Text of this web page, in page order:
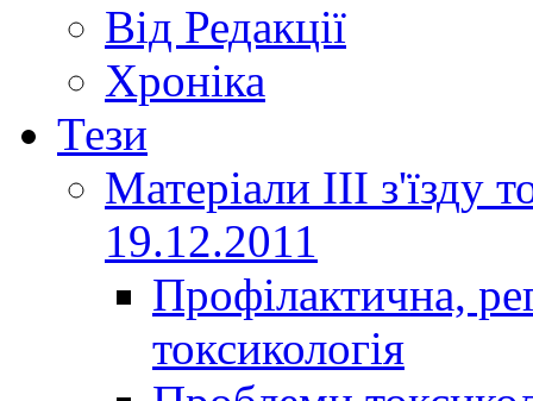
Від Редакції
Хроніка
Тези
Матеріали ІІІ з'їзду
19.12.2011
Профілактична,
токсикологія